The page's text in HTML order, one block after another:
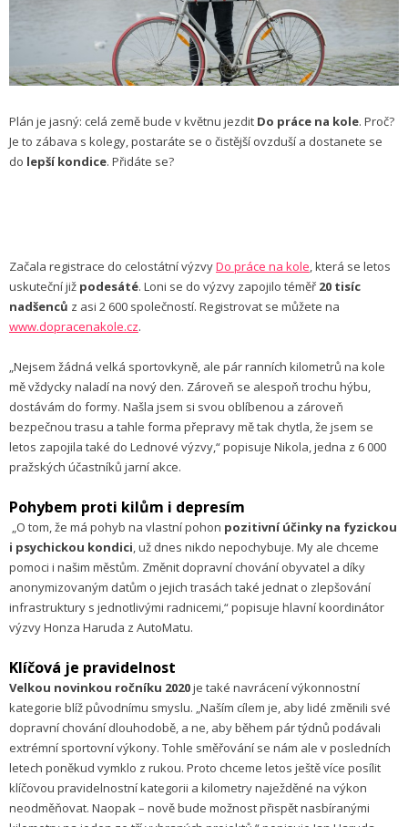
Plán je jasný: celá země bude v květnu jezdit Do práce na kole. Proč?
Je to zábava s kolegy, postaráte se o čistější ovzduší a dostanete se
do lepší kondice. Přidáte se?
Začala registrace do celostátní výzvyDo práce na kole, která se letos
uskuteční již podesáté. Loni se do výzvy zapojilo téměř 20 tisíc
nadšenců z asi 2 600 společností. Registrovat se můžete na
www.dopracenakole.cz.
„Nejsem žádná velká sportovkyně, ale pár ranních kilometrů na kole
mě vždycky naladí na nový den. Zároveň se alespoň trochu hýbu,
dostávám do formy. Našla jsem si svou oblíbenou a zároveň
bezpečnou trasu a tahle forma přepravy mě tak chytla, že jsem se
letos zapojila také do Lednové výzvy,“ popisuje Nikola, jedna z 6 000
pražských účastníků jarní akce.
Pohybem proti kilům i depresím
„O tom, že má pohyb na vlastní pohon pozitivní účinky na fyzickou
i psychickou kondici, už dnes nikdo nepochybuje. My ale chceme
pomoci i našim městům. Změnit dopravní chování obyvatel a díky
anonymizovaným datům o jejich trasách také jednat o zlepšování
infrastruktury s jednotlivými radnicemi,“ popisuje hlavní koordinátor
výzvy Honza Haruda z AutoMatu.
Klíčová je pravidelnost
Velkou novinkou ročníku 2020je také navrácení výkonnostní
kategorie blíž původnímu smyslu. „Naším cílem je, aby lidé změnili své
dopravní chování dlouhodobě, a ne, aby během pár týdnů podávali
extrémní sportovní výkony. Tohle směřování se nám ale v posledních
letech poněkud vymklo z rukou. Proto chceme letos ještě více posílit
klíčovou pravidelnostní kategorii a kilometry naježděné na výkon
neodměňovat. Naopak – nově bude možnost přispět nasbíranými